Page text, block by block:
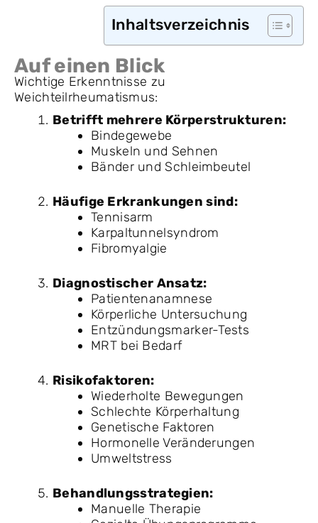
Inhaltsverzeichnis
Auf einen Blick
Wichtige Erkenntnisse zu
Weichteilrheumatismus:
Betrifft mehrere Körperstrukturen:
Bindegewebe
Muskeln und Sehnen
Bänder und Schleimbeutel
Häufige Erkrankungen sind:
Tennisarm
Karpaltunnelsyndrom
Fibromyalgie
Diagnostischer Ansatz:
Patientenanamnese
Körperliche Untersuchung
Entzündungsmarker-Tests
MRT bei Bedarf
Risikofaktoren:
Wiederholte Bewegungen
Schlechte Körperhaltung
Genetische Faktoren
Hormonelle Veränderungen
Umweltstress
Behandlungsstrategien:
Manuelle Therapie